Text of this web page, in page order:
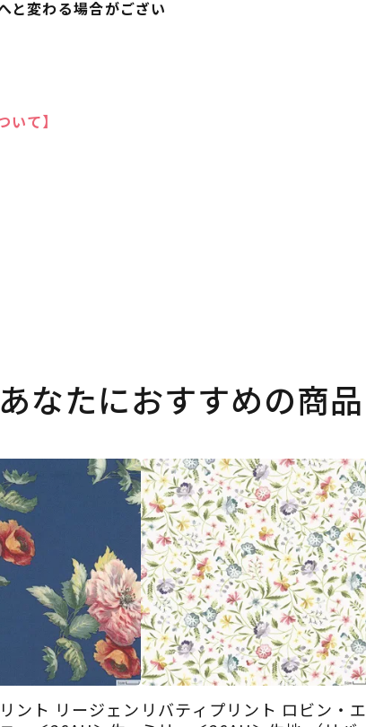
と変わる場合がござい
て】
あなたにおすすめの商品
ント リージェン リバティプリント ロビン・エ